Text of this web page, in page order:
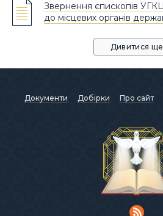
Звернення єпископів
до місцевих органів
Дивитися ще
Документи Добірки Про сайт